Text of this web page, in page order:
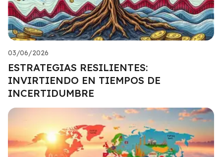
03/06/2026
ESTRATEGIAS RESILIENTES:
INVIRTIENDO EN TIEMPOS DE
INCERTIDUMBRE